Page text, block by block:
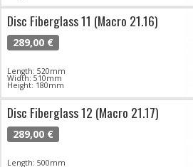
Disc Fiberglass 11 (Macro 21.16)
289,00 €
Length: 520mm
Width: 510mm
Height: 180mm
Disc Fiberglass 12 (Macro 21.17)
289,00 €
Length: 500mm